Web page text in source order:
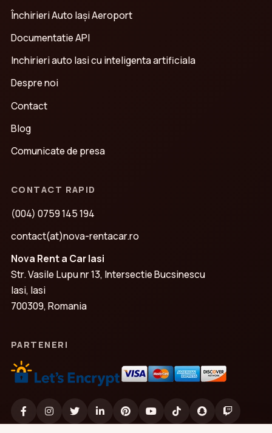
Închirieri Auto Iași Aeroport
Documentatie API
Inchirieri auto Iasi cu inteligenta artificiala
Despre noi
Contact
Blog
Comunicate de presa
CONTACT RAPID
(004) 0759 145 194
contact(at)nova-rentacar.ro
Nova Rent a Car Iasi
Str. Vasile Lupu nr 13, Intersectie Bucsinescu
Iasi, Iasi
700309, Romania
PARTENERI